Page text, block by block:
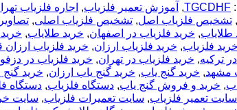
TGCDHF
, آموزش تعمیر فلزیاب, اجاره فلزیاب
, تشخیص فلزیاب اصل, تشخیص فلزیاب اصلی,
طلاياب, خريد فلزياب در اصفهان, خرید طلایاب,
خرید فلزیاب, خرید فلزیاب ارزان, خرید فلزیاب
ترکیه, خرید فلزیاب در تهران, خرید فلزیاب در
مشهد, خرید گنج یاب, خرید گنج یاب ارزان, خرید گنج
, خرید و فروش گنج یاب, دستگاه فلزیاب, دستگاه
سایت تعمیر فلزیاب, سایت تعمیرات فلزیاب, سایت